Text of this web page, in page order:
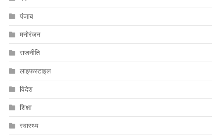
पंजाब
मनोरंजन
राजनीति
लाइफस्टाइल
विदेश
शिक्षा
स्वास्थ्य